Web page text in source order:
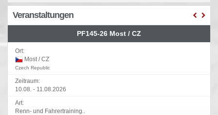
Einschreibungen IBPM und BMW RR Cup
-- 28.09.2024
Winter Saison 2024/2025
Veranstaltungen
PF145-26 Most / CZ
Ort:
Most / CZ
Czech Republic
Zeitraum:
10.08. - 11.08.2026
Art:
Renn- und Fahrertraining..